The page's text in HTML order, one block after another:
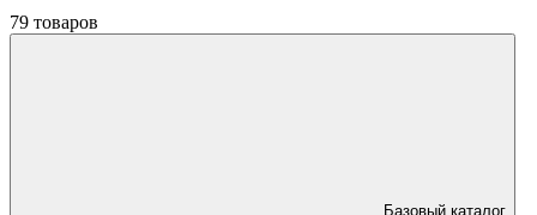
79 товаров
Базовый каталог